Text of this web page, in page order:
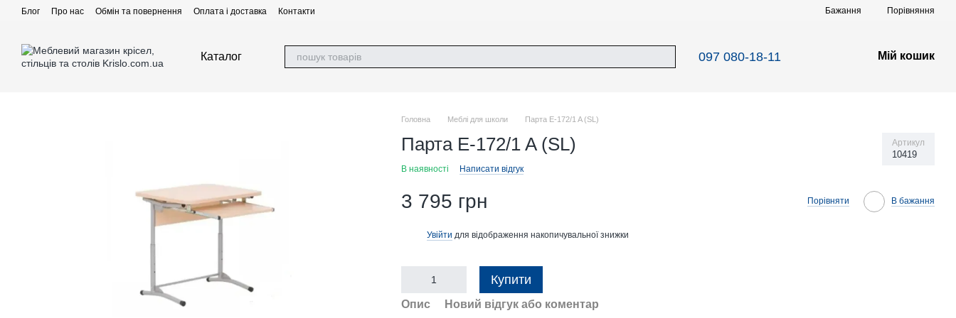
Перейти до основного контенту
Блог Про нас Обмін та повернення Оплата і доставка Контакти Бажання Порівняння
Каталог 097 080-18-11 Мій кошик
Головна Меблі для школи Парта E-172/1 A (SL)
Парта E-172/1 A (SL) Артикул
10419
В наявності Написати відгук
3 795 грн Порівняти В бажання
Увійти для відображення накопичувальної знижки
Купити
Опис Новий відгук або коментар